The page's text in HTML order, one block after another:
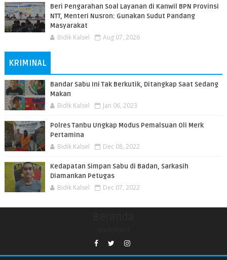
Beri Pengarahan Soal Layanan di Kanwil BPN Provinsi
NTT, Menteri Nusron: Gunakan Sudut Pandang
Masyarakat
Bidik Kalsel Aug 07, 2026
KRIMINAL
Bandar Sabu Ini Tak Berkutik, Ditangkap Saat Sedang
Makan
Bidik Kalsel Jan 06, 2023
Polres Tanbu Ungkap Modus Pemalsuan Oli Merk
Pertamina
Bidik Kalsel Dec 08, 2022
Kedapatan Simpan Sabu di Badan, Sarkasih
Diamankan Petugas
Bidik Kalsel Dec 07, 2022